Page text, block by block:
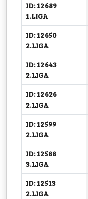
ID: 12689
1.LIGA
ID: 12650
2.LIGA
ID: 12643
2.LIGA
ID: 12626
2.LIGA
ID: 12599
2.LIGA
ID: 12588
3.LIGA
ID: 12513
2.LIGA